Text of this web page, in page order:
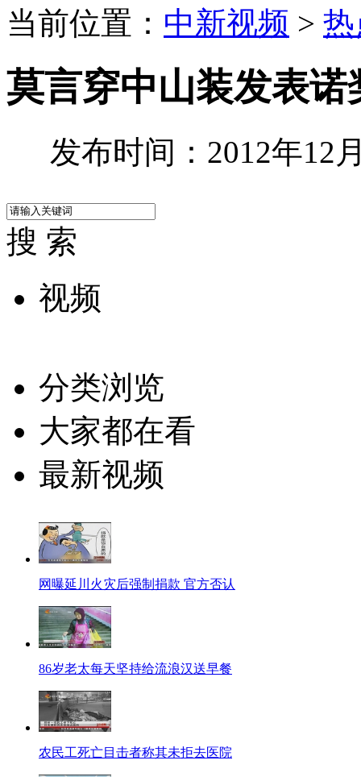
当前位置： 中新视频 >
莫言穿中山装发表
发布时间：2012年12
搜 索
视频
分类浏览
大家都在看
最新视频
网曝延川火灾后强制捐款 官方否认
86岁老太每天坚持给流浪汉送早餐
农民工死亡目击者称其未拒去医院